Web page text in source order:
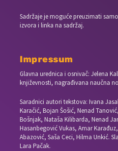
Sadržaje je moguće preuzimati
izvora i linka na sadržaj.
Impressum
Glavna urednica i osnivač: Jelena
književnosti, nagrađivana naučna
Saradnici autori tekstova: Ivana
Karačić, Bojan Šošić, Nenad
Bošnjak, Nataša Kilibarda, Nenad
Hasanbegović Vukas, Amar
Abazović, Saša Ceci, Hilma Unkić.
Lara Pačak.